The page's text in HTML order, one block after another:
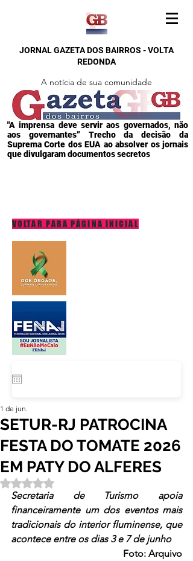
JORNAL GAZETA DOS BAIRROS - VOLTA
REDONDA
A notícia de sua comunidade
"A imprensa deve servir aos governados, não
aos governantes” Trecho da decisão da
Suprema Corte dos EUA ao absolver os jornais
que divulgaram documentos secretos
VOLTAR PARA PÁGINA INICIAL
SETUR-RJ PATROCINA
FESTA DO TOMATE 2026
EM PATY DO ALFERES
1 de jun.
Avaliado com NaN de 5 estrelas.
Secretaria de Turismo apoia
financeiramente um dos eventos mais
tradicionais do interior fluminense, que
acontece entre os dias 3 e 7 de junho
Foto: Arquivo